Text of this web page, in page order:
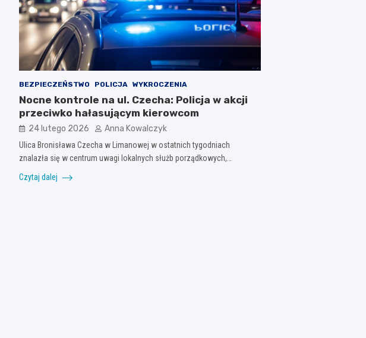
BEZPIECZEŃSTWO POLICJA WYKROCZENIA
Nocne kontrole na ul. Czecha: Policja w akcji
przeciwko hałasującym kierowcom
24 lutego 2026 Anna Kowalczyk
Ulica Bronisława Czecha w Limanowej w ostatnich tygodniach
znalazła się w centrum uwagi lokalnych służb porządkowych,…
Czytaj dalej